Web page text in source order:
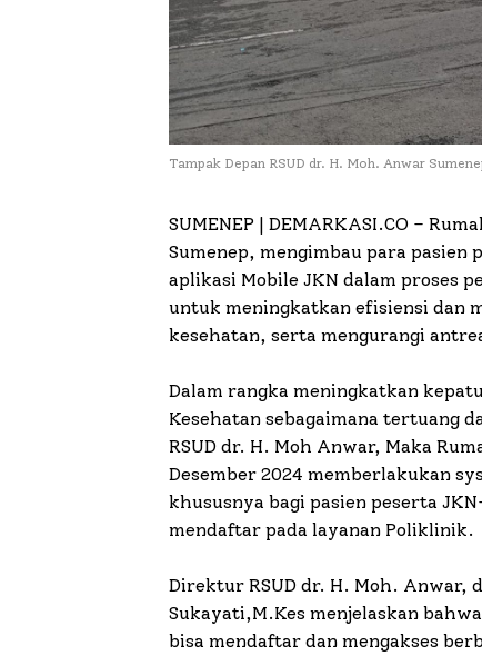
Tampak Depan RSUD dr. H. Moh. Anwar
SUMENEP | DEMARKASI.CO –
Sumenep, mengimbau para pasien
aplikasi Mobile JKN dalam proses
untuk meningkatkan efisiensi dan
kesehatan, serta mengurangi
Dalam rangka meningkatkan
Kesehatan sebagaimana tertuang
RSUD dr. H. Moh Anwar, Maka
Desember 2024 memberlakukan
khususnya bagi pasien peserta
mendaftar pada layanan Poliklinik.
Direktur RSUD dr. H. Moh.
Sukayati,M.Kes menjelaskan
bisa mendaftar dan mengakses